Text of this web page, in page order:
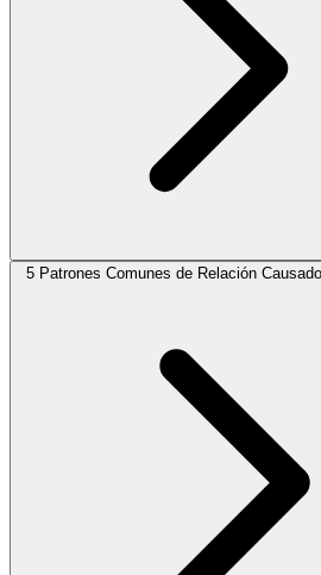
5 Patrones Comunes de Relación